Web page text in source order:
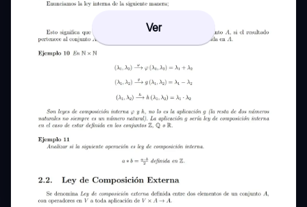
Ver